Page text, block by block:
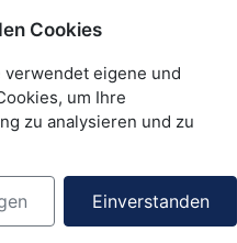
aus dem Steinofen
17.00 bis 21.30 Uhr
unter "Speisekarte" auf der
Cookies
verwendet eigene und
um Ihre
zu analysieren und zu
Einverstanden